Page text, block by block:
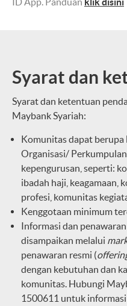
Syarat dan
Syarat dan ketentuan
Maybank Syariah:
Komunitas dapat berupa
Organisasi/
kepengurusan, seperti:
ibadah haji, keagamaan,
profesi, komunitas
Kenggotaan minimum
Informasi dan
disampaikan melalui
penawaran resmi (
dengan kebutuhan dan
komunitas. Hubungi
1500611 untuk